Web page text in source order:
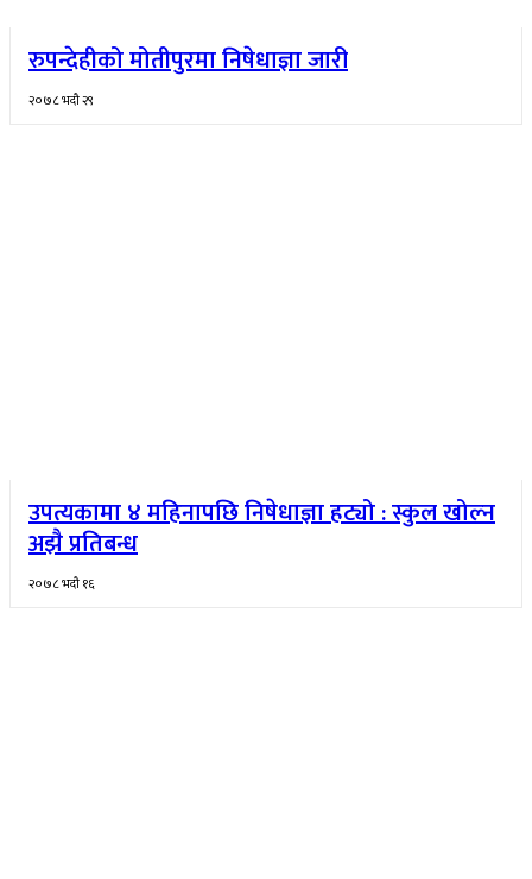
रुपन्देहीको मोतीपुरमा निषेधाज्ञा जारी
२०७८ भदौ २९
उपत्यकामा ४ महिनापछि निषेधाज्ञा हट्यो : स्कुल खोल्न
अझै प्रतिबन्ध
२०७८ भदौ १६